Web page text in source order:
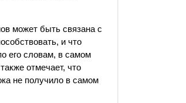
может быть связана с
и что
его словам, в самом
отмечает, что
не получило в самом